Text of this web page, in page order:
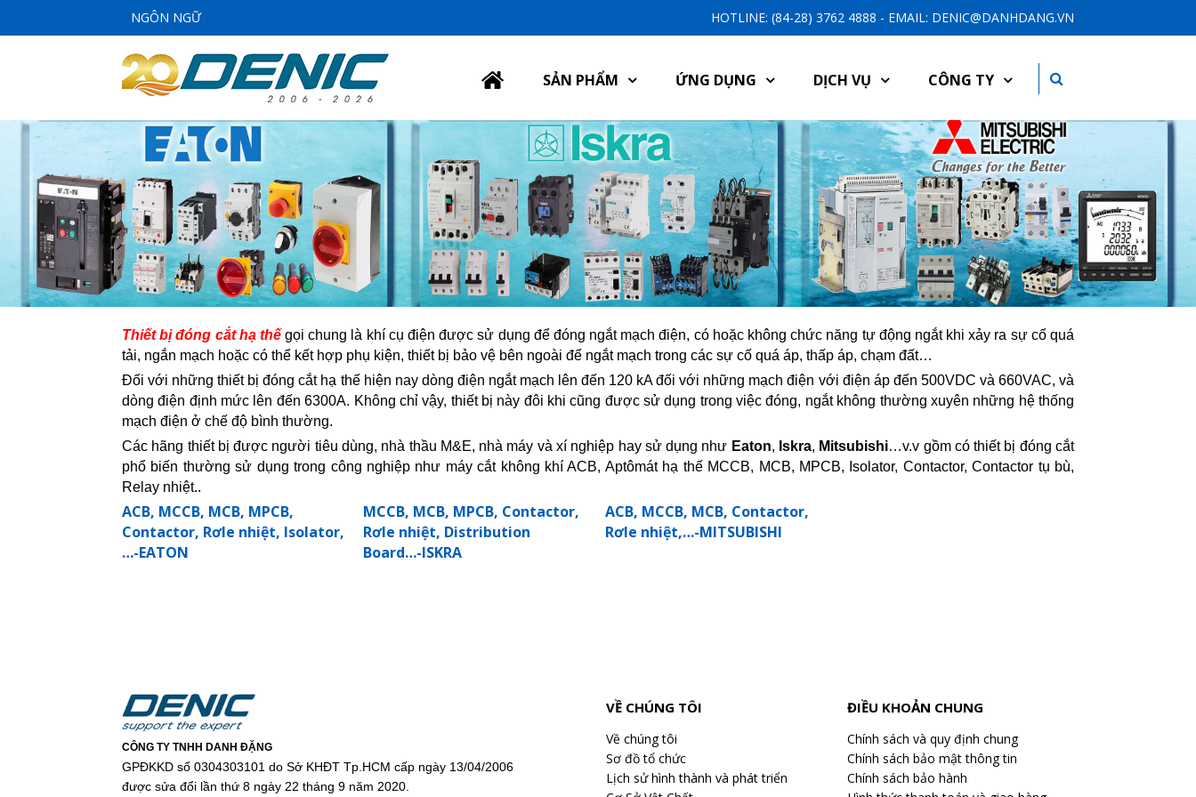
NGÔN NGỮ HOTLINE: (84-28) 3762 4888 - EMAIL: DENIC@DANHDANG.VN
SẢN PHẨM ỨNG DỤNG DỊCH VỤ CÔNG TY
Thiết bị đóng cắt hạ thếgọi chung là khí cụ điện được sử dụng để đóng ngắt mạch điện, có hoặc không chức năng tự động ngắt khi xảy ra sự cố quá
tải, ngắn mạch hoặc có thể kết hợp phụ kiện, thiết bị bảo vệ bên ngoài để ngắt mạch trong các sự cố quá áp, thấp áp, chạm đất…
Đối với những thiết bị đóng cắt hạ thế hiện nay dòng điện ngắt mạch lên đến 120 kA đối với những mạch điện với điện áp đến 500VDC và 660VAC, và
dòng điện định mức lên đến 6300A. Không chỉ vậy, thiết bị này đôi khi cũng được sử dụng trong việc đóng, ngắt không thường xuyên những hệ thống
mạch điện ở chế độ bình thường.
Các hãng thiết bị được người tiêu dùng, nhà thầu M&E, nhà máy và xí nghiệp hay sử dụng như Eaton, Iskra, Mitsubishi…v.v gồm có thiết bị đóng cắt
phổ biến thường sử dụng trong công nghiệp như máy cắt không khí ACB, Aptômát hạ thế MCCB, MCB, MPCB, Isolator, Contactor, Contactor tụ bù,
Relay nhiệt..
ACB, MCCB, MCB, MPCB,
Contactor, Rơle nhiệt, Isolator,
…-EATON
MCCB, MCB, MPCB, Contactor,
Rơle nhiệt, Distribution
Board…-ISKRA
ACB, MCCB, MCB, Contactor,
Rơle nhiệt,…-MITSUBISHI
CÔNG TY TNHH DANH ĐẶNG
GPĐKKD số 0304303101 do Sở KHĐT Tp.HCM cấp ngày 13/04/2006
được sửa đổi lần thứ 8 ngày 22 tháng 9 năm 2020.
VỀ CHÚNG TÔI
Về chúng tôi
Sơ đồ tổ chức
Lịch sử hình thành và phát triển
ĐIỀU KHOẢN CHUNG
Chính sách và quy định chung
Chính sách bảo mật thông tin
Chính sách bảo hành